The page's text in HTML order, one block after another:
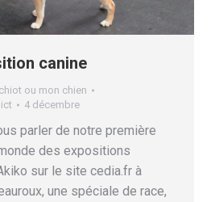
canine
ou mon chien
4 décembre
parler de notre première
des expositions
sur le site cedia.fr à
une spéciale de race,